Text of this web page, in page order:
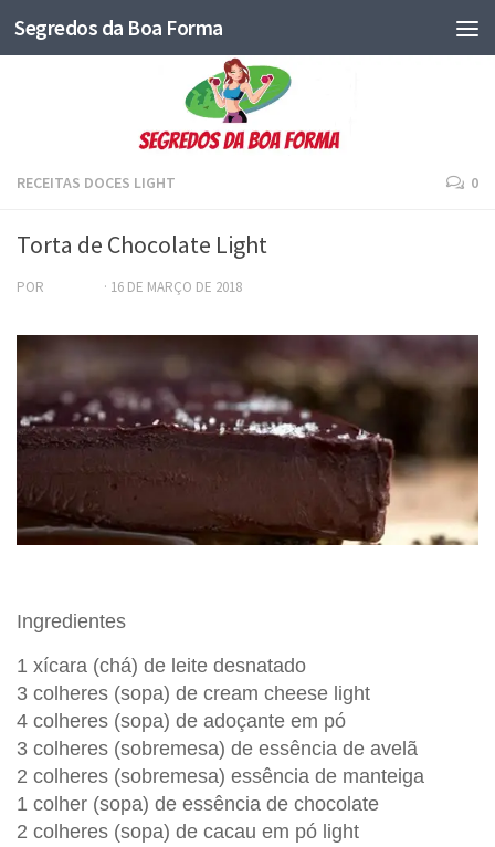
Segredos da Boa Forma
RECEITAS DOCES LIGHT 0
Torta de Chocolate Light
POR · 16 DE MARÇO DE 2018
Ingredientes
1 xícara (chá) de leite desnatado
3 colheres (sopa) de cream cheese light
4 colheres (sopa) de adoçante em pó
3 colheres (sobremesa) de essência de avelã
2 colheres (sobremesa) essência de manteiga
1 colher (sopa) de essência de chocolate
2 colheres (sopa) de cacau em pó light